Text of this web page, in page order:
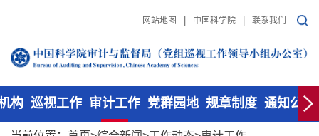
网站地图 中国科学院 联系我们
构 巡视工作 审计工作 党群园地 规章制度 通知公告